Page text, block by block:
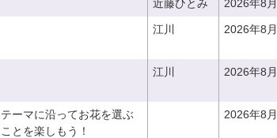
近藤ひとみ 2026年8
江川 2026年8
江川 2026年8
テーマに沿ってお花を選ぶ
ことを楽しもう！
2026年8